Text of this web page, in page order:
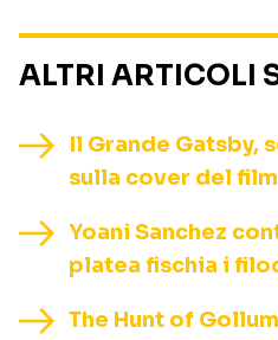
ALTRI ARTICOLI
Il Grande Gatsby,
sulla cover del film
Yoani Sanchez
platea fischia i
The Hunt of